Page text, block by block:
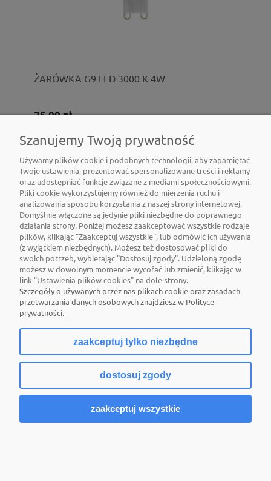
ŻARÓWKA G9 LED 3000 K 4W
25,00 zł
ŻARÓWKA G9 LED LENS 3W 4000K
Szanujemy Twoją prywatność
Używamy plików cookie i podobnych technologii, aby zapamiętać
Twoje ustawienia, prezentować spersonalizowane treści i reklamy
oraz udostępniać funkcje związane z mediami społecznościowymi.
Pliki cookie wykorzystujemy również do mierzenia ruchu i
analizowania sposobu korzystania z naszej strony internetowej.
Domyślnie włączone są jedynie pliki niezbędne do poprawnego
działania strony. Poniżej możesz zaakceptować wszystkie rodzaje
plików, klikając "Zaakceptuj wszystkie", lub odmówić ich używania
(z wyjątkiem niezbędnych). Możesz też dostosować pliki do
swoich potrzeb, wybierając "Dostosuj zgody". Udzieloną zgodę
możesz w dowolnym momencie wycofać lub zmienić, klikając w
link "Ustawienia plików cookies" na dole strony.
Szczegóły o używanych przez nas plikach cookie oraz zasadach
przetwarzania danych osobowych znajdziesz w Polityce
prywatności.
zaakceptuj tylko niezbędne
dostosuj zgody
zaakceptuj wszystkie